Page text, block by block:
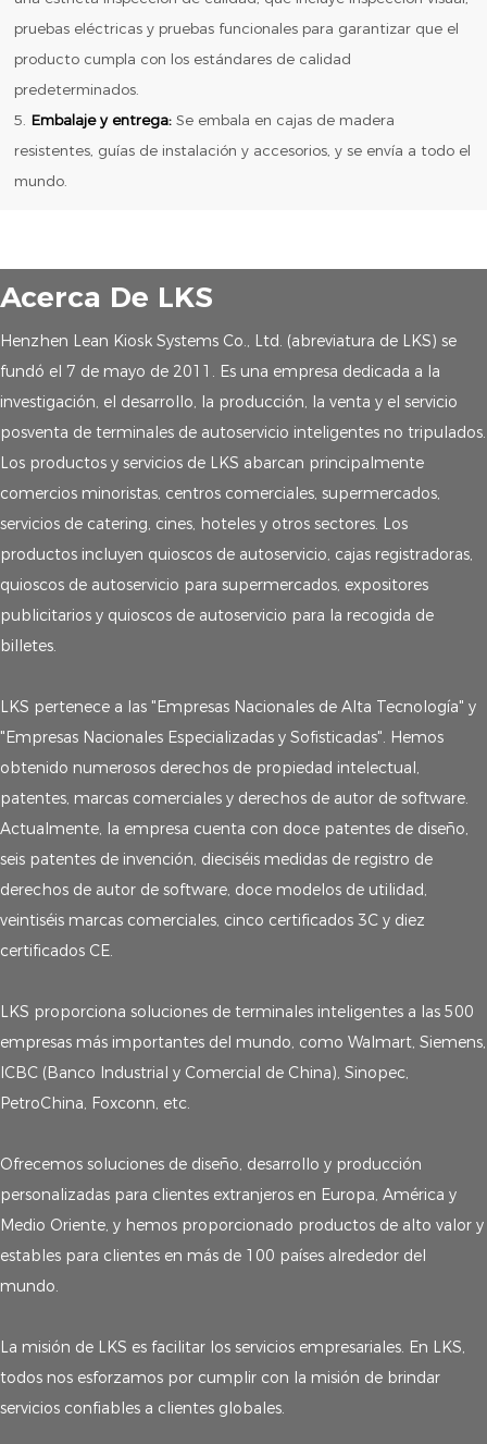
pruebas eléctricas y pruebas funcionales para garantizar que el
producto cumpla con los estándares de calidad
predeterminados.
5. Embalaje y entrega: Se embala en cajas de madera
resistentes, guías de instalación y accesorios, y se envía a todo el
mundo.
Acerca De LKS
Henzhen Lean Kiosk Systems Co., Ltd. (abreviatura de LKS) se
fundó el 7 de mayo de 2011. Es una empresa dedicada a la
investigación, el desarrollo, la producción, la venta y el servicio
posventa de terminales de autoservicio inteligentes no tripulados.
Los productos y servicios de LKS abarcan principalmente
comercios minoristas, centros comerciales, supermercados,
servicios de catering, cines, hoteles y otros sectores. Los
productos incluyen quioscos de autoservicio, cajas registradoras,
quioscos de autoservicio para supermercados, expositores
publicitarios y quioscos de autoservicio para la recogida de
billetes.
LKS pertenece a las "Empresas Nacionales de Alta Tecnología" y
"Empresas Nacionales Especializadas y Sofisticadas". Hemos
obtenido numerosos derechos de propiedad intelectual,
patentes, marcas comerciales y derechos de autor de software.
Actualmente, la empresa cuenta con doce patentes de diseño,
seis patentes de invención, dieciséis medidas de registro de
derechos de autor de software, doce modelos de utilidad,
veintiséis marcas comerciales, cinco certificados 3C y diez
certificados CE.
LKS proporciona soluciones de terminales inteligentes a las 500
empresas más importantes del mundo, como Walmart, Siemens,
ICBC (Banco Industrial y Comercial de China), Sinopec,
PetroChina, Foxconn, etc.
Ofrecemos soluciones de diseño, desarrollo y producción
personalizadas para clientes extranjeros en Europa, América y
Medio Oriente, y hemos proporcionado productos de alto valor y
estables para clientes en más de 100 países alrededor del
mundo.
La misión de LKS es facilitar los servicios empresariales. En LKS,
todos nos esforzamos por cumplir con la misión de brindar
servicios confiables a clientes globales.